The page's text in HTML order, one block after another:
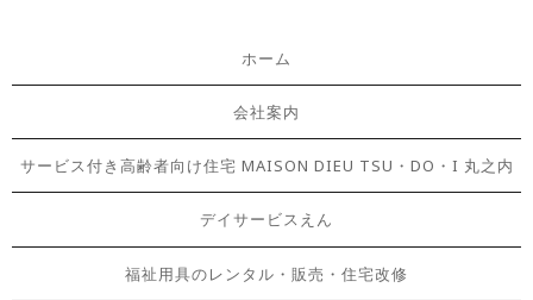
ホーム
会社案内
サービス付き高齢者向け住宅 MAISON DIEU TSU・DO・I 丸之内
デイサービスえん
福祉用具のレンタル・販売・住宅改修